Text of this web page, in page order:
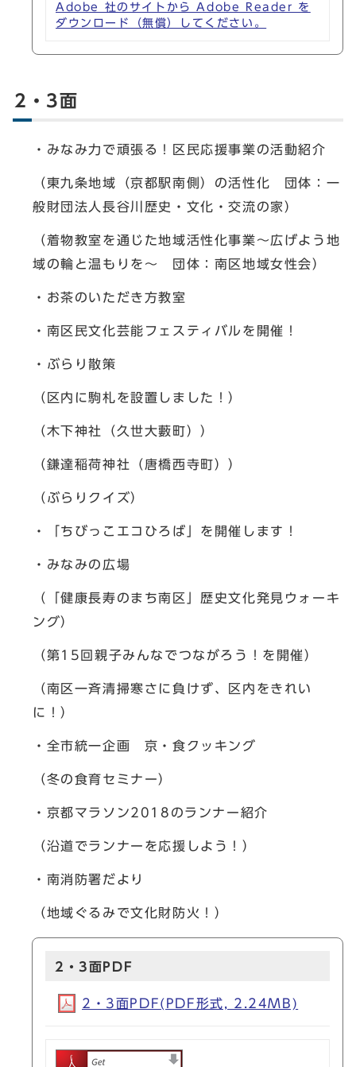
Adobe 社のサイトから Adobe Reader を
ダウンロード（無償）してください。
2・3面
・みなみ力で頑張る！区民応援事業の活動紹介
（東九条地域（京都駅南側）の活性化 団体：一
般財団法人長谷川歴史・文化・交流の家）
（着物教室を通じた地域活性化事業～広げよう地
域の輪と温もりを～ 団体：南区地域女性会）
・お茶のいただき方教室
・南区民文化芸能フェスティバルを開催！
・ぶらり散策
（区内に駒札を設置しました！）
（木下神社（久世大藪町））
（鎌達稲荷神社（唐橋西寺町））
（ぶらりクイズ）
・「ちびっこエコひろば」を開催します！
・みなみの広場
（「健康長寿のまち南区」歴史文化発見ウォーキ
ング）
（第15回親子みんなでつながろう！を開催）
（南区一斉清掃寒さに負けず、区内をきれい
に！）
・全市統一企画 京・食クッキング
（冬の食育セミナー）
・京都マラソン2018のランナー紹介
（沿道でランナーを応援しよう！）
・南消防署だより
（地域ぐるみで文化財防火！）
2・3面PDF
2・3面PDF(PDF形式, 2.24MB)